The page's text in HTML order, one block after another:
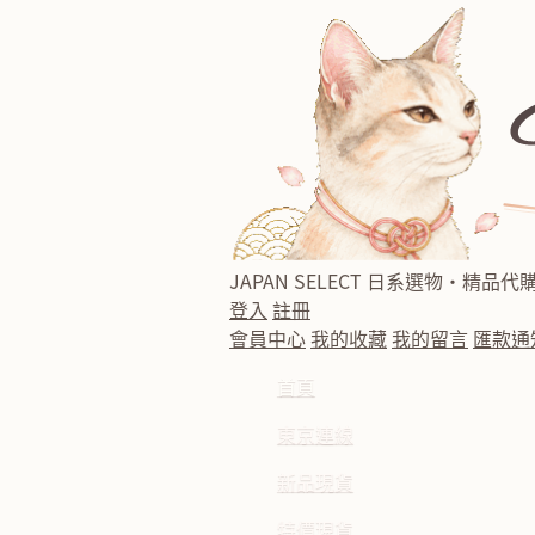
JAPAN SELECT 日系選物・精品代
登入 註冊
會員中心我的收藏我的留言 匯款
首頁
東京連線
新品現貨
特價現貨